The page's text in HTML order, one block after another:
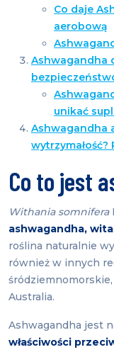
Co daje
aerobową
Ashwagandha
unikać
Ashwagandha
Co to jest
Withania somnifera
ashwagandha,
roślina naturalnie
również w innych
Australia.
Ashwagandha jest
właściwości